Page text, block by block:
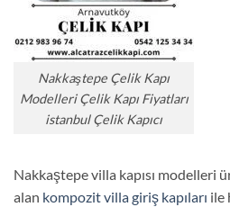
Nakkaştepe Çelik Kapı
Modelleri Çelik Kapı Fiyatları
istanbul Çelik Kapıcı
Nakkaştepe villa kapısı modelleri
alan kompozit villa giriş kapıları ile